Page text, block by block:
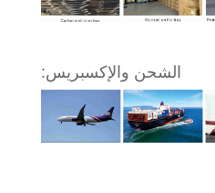
الشحن والإكسبريس: